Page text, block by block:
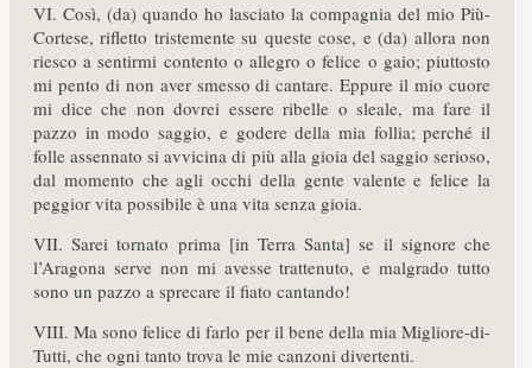
VI. Così, (da) quando ho lasciato la compagnia del mio Più-
Cortese, rifletto tristemente su queste cose, e (da) allora non
riesco a sentirmi contento o allegro o felice o gaio; piuttosto
mi pento di non aver smesso di cantare. Eppure il mio cuore
mi dice che non dovrei essere ribelle o sleale, ma fare il
pazzo in modo saggio, e godere della mia follia; perché il
folle assennato si avvicina di più alla gioia del saggio serioso,
dal momento che agli occhi della gente valente e felice la
peggior vita possibile è una vita senza gioia.
VII. Sarei tornato prima [in Terra Santa] se il signore che
l’Aragona serve non mi avesse trattenuto, e malgrado tutto
sono un pazzo a sprecare il fiato cantando!
VIII. Ma sono felice di farlo per il bene della mia Migliore-di-
Tutti, che ogni tanto trova le mie canzoni divertenti.